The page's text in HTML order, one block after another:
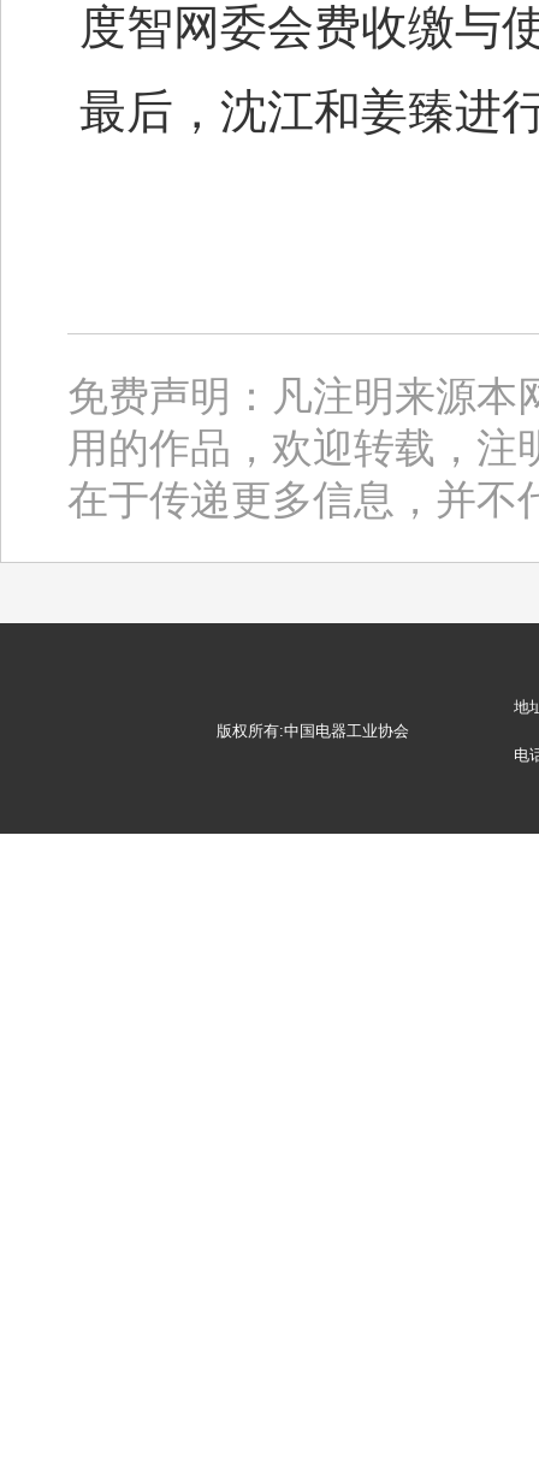
度智网委会费收缴与
最后，沈江和姜臻进
免费声明：凡注明来源本
用的作品，欢迎转载，
在于传递更多信息，并不
版权所有:中国电器工业协会
地
电